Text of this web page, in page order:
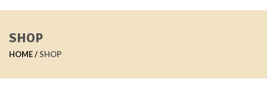
SHOP
HOME SHOP